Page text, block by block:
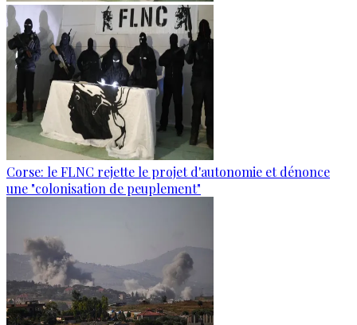
Corse: le FLNC rejette le projet d'autonomie et dénonce
une "colonisation de peuplement"